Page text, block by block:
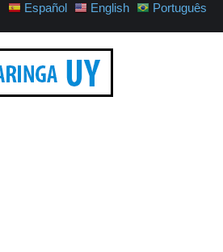
Español English Português